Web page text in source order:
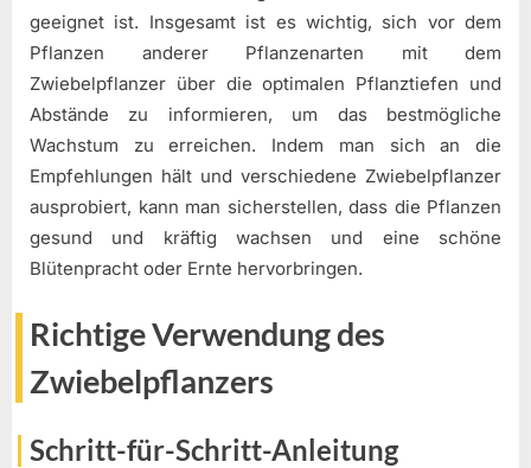
geeignet ist. Insgesamt ist es wichtig, sich vor dem
Pflanzen anderer Pflanzenarten mit dem
Zwiebelpflanzer über die optimalen Pflanztiefen und
Abstände zu informieren, um das bestmögliche
Wachstum zu erreichen. Indem man sich an die
Empfehlungen hält und verschiedene Zwiebelpflanzer
ausprobiert, kann man sicherstellen, dass die Pflanzen
gesund und kräftig wachsen und eine schöne
Blütenpracht oder Ernte hervorbringen.
Richtige Verwendung des
Zwiebelpflanzers
Schritt-für-Schritt-Anleitung